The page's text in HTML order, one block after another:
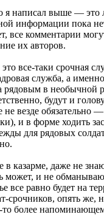
я написал выше —
информации пока
все комментарии
их авторов.
все-таки срочная
служба, а
рядовым в необычной
будут и
не везде обязательно
и в форме ходить
для рядовых
в казарме, даже не
может, и не
все равно будет на
срочников, опять же,
то более